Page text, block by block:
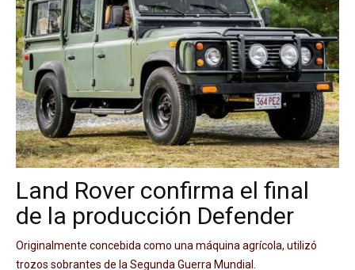
Land Rover confirma el final
de la producción Defender
Originalmente concebida como una máquina agrícola, utilizó
trozos sobrantes de la Segunda Guerra Mundial.